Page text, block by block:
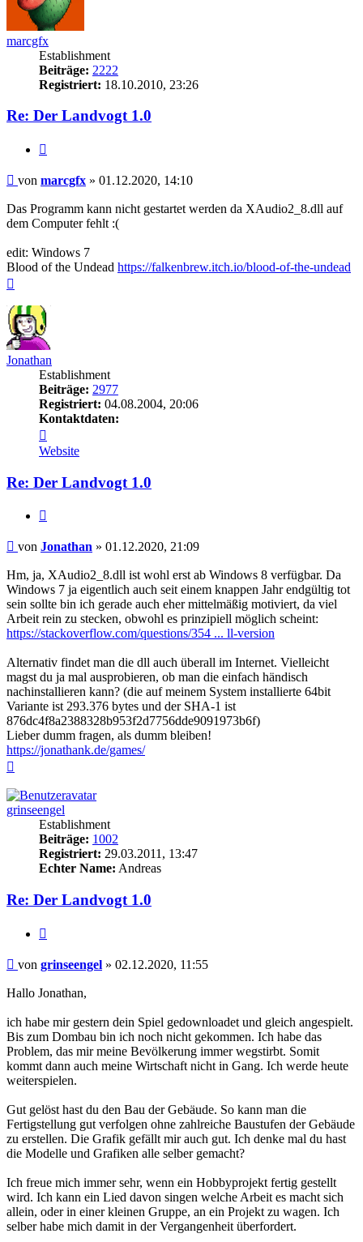
marcgfx
Establishment
Beiträge: 2222
Registriert: 18.10.2010, 23:26
Re: Der Landvogt 1.0
Beitrag
von marcgfx » 01.12.2020, 14:10
Das Programm kann nicht gestartet werden da XAudio2_8.dll auf
dem Computer fehlt :(
edit: Windows 7
Blood of the Undead https://falkenbrew.itch.io/blood-of-the-undead
Jonathan
Establishment
Beiträge: 2977
Registriert: 04.08.2004, 20:06
Kontaktdaten:
von
Jonathan
Website
Re: Der Landvogt 1.0
Beitrag
von Jonathan » 01.12.2020, 21:09
Hm, ja, XAudio2_8.dll ist wohl erst ab Windows 8 verfügbar. Da
Windows 7 ja eigentlich auch seit einem knappen Jahr endgültig tot
sein sollte bin ich gerade auch eher mittelmäßig motiviert, da viel
Arbeit rein zu stecken, obwohl es prinzipiell möglich scheint:
https://stackoverflow.com/questions/354 ... ll-version
Alternativ findet man die dll auch überall im Internet. Vielleicht
magst du ja mal ausprobieren, ob man die einfach händisch
nachinstallieren kann? (die auf meinem System installierte 64bit
Variante ist 293.376 bytes und der SHA-1 ist
876dc4f8a2388328b953f2d7756dde9091973b6f)
Lieber dumm fragen, als dumm bleiben!
https://jonathank.de/games/
grinseengel
Establishment
Beiträge: 1002
Registriert: 29.03.2011, 13:47
Echter Name: Andreas
Re: Der Landvogt 1.0
Beitrag
von grinseengel » 02.12.2020, 11:55
Hallo Jonathan,
ich habe mir gestern dein Spiel gedownloadet und gleich angespielt.
Bis zum Dombau bin ich noch nicht gekommen. Ich habe das
Problem, das mir meine Bevölkerung immer wegstirbt. Somit
kommt dann auch meine Wirtschaft nicht in Gang. Ich werde heute
weiterspielen.
Gut gelöst hast du den Bau der Gebäude. So kann man die
Fertigstellung gut verfolgen ohne zahlreiche Baustufen der Gebäude
zu erstellen. Die Grafik gefällt mir auch gut. Ich denke mal du hast
die Modelle und Grafiken alle selber gemacht?
Ich freue mich immer sehr, wenn ein Hobbyprojekt fertig gestellt
wird. Ich kann ein Lied davon singen welche Arbeit es macht sich
allein, oder in einer kleinen Gruppe, an ein Projekt zu wagen. Ich
selber habe mich damit in der Vergangenheit überfordert.